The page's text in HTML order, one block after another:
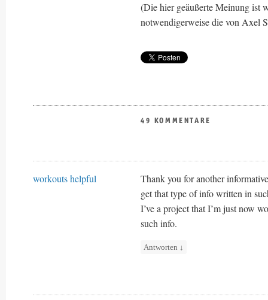
(Die hier geäußerte Meinung ist
notwendigerweise die von Axel
49 KOMMENTARE
workouts helpful
Thank you for another
get that type of info written in
I’ve a project that I’m just now
such info.
Antworten ↓